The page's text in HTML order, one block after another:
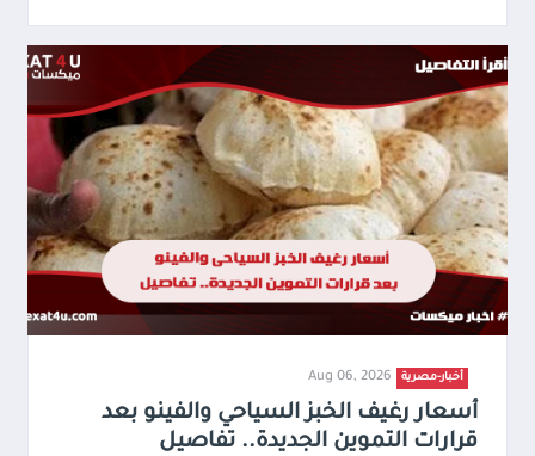
أخبار-مصرية Aug 06, 2026
أسعار رغيف الخبز السياحي والفينو بعد
قرارات التموين الجديدة.. تفاصيل